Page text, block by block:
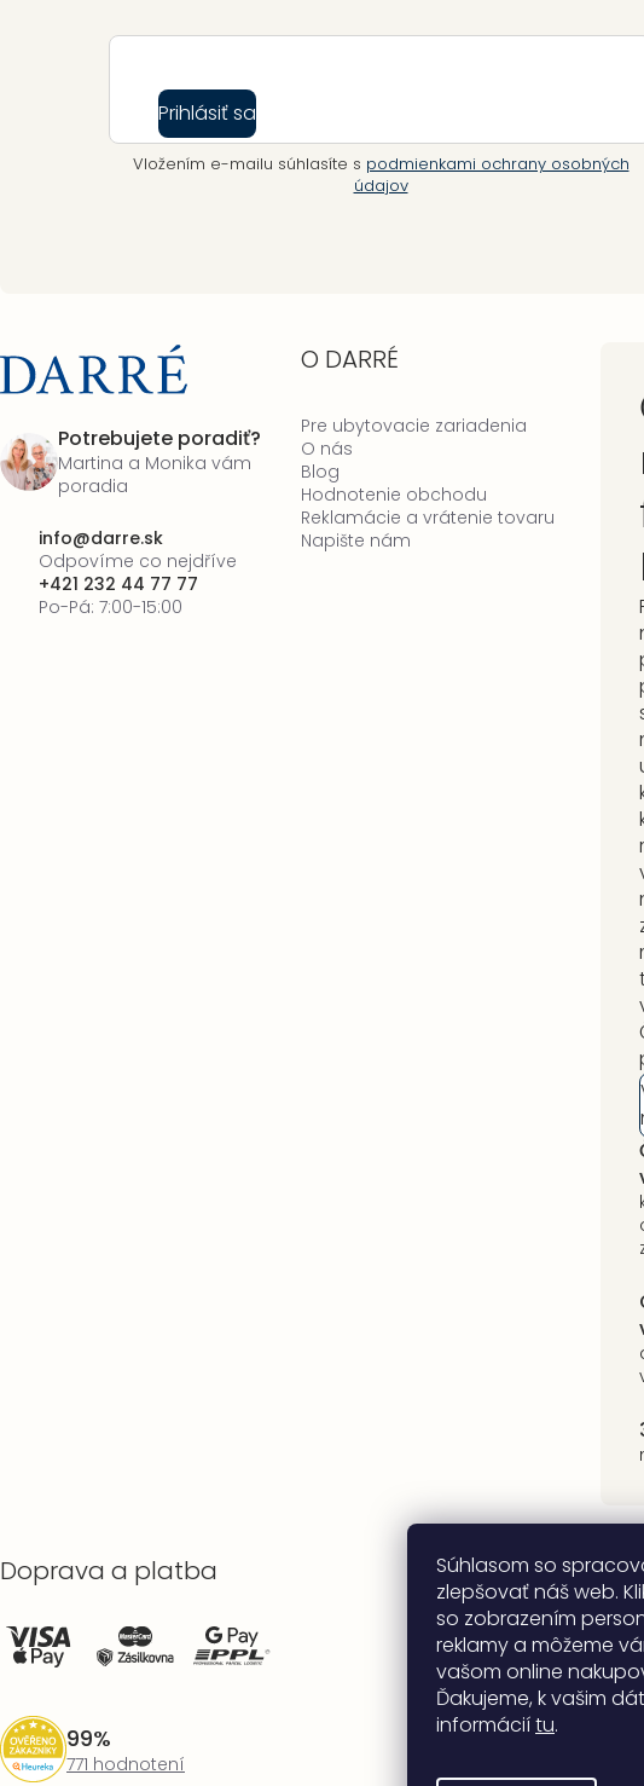
Súhlasom so
zlepšovať náš web.
so zobrazením
reklamy a môžeme
vašom online
Ďakujeme, k vašim
informáciítu.
Potrebujete poradiť?
Martina a Monika vám
poradia
info@darre.sk
Odpovíme co nejdříve
+421 232 44 77 77
Po-Pá: 7:00-15:00
Prihlásiť sa
Vložením e-mailu súhlasíte s podmienkami ochrany osobných
údajov
O DARRÉ
Pre ubytovacie zariadenia
O nás
Blog
Hodnotenie obchodu
Reklamácie a vrátenie tovaru
Napište nám
Doprava a platba
99%
771 hodnotení